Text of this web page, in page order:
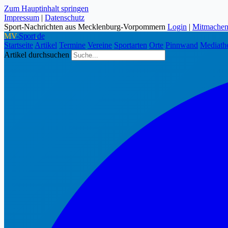
Zum Hauptinhalt springen
Impressum | Datenschutz
Sport-Nachrichten aus Mecklenburg-Vorpommern Login | Mitmachen
MV-Sport.de
Startseite Artikel Termine Vereine Sportarten Orte Pinnwand
Artikel durchsuchen